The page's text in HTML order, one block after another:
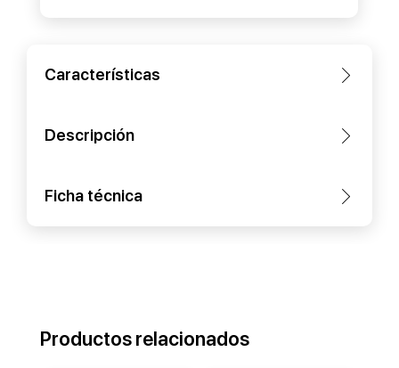
Características
Descripción
Ficha técnica
Productos relacionados